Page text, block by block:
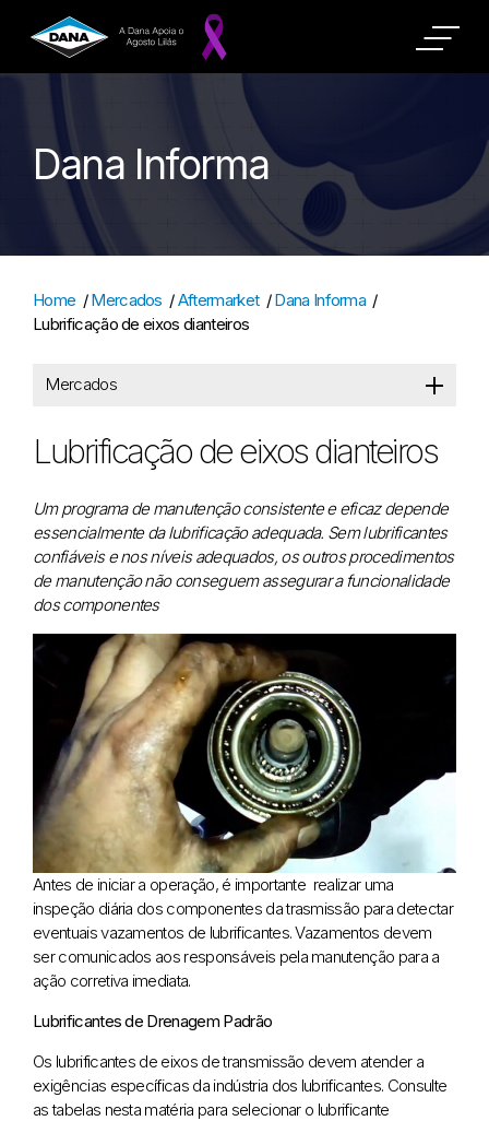
Dana Informa
Home /Mercados /Aftermarket /Dana Informa /
Lubrificação de eixos dianteiros
Mercados
Lubrificação de eixos dianteiros
Um programa de manutenção consistente e eficaz depende
essencialmente da lubrificação adequada. Sem lubrificantes
confiáveis e nos níveis adequados, os outros procedimentos
de manutenção não conseguem assegurar a funcionalidade
dos componentes
Antes de iniciar a operação, é importante realizar uma
inspeção diária dos componentes da trasmissão para detectar
eventuais vazamentos de lubrificantes. Vazamentos devem
ser comunicados aos responsáveis pela manutenção para a
ação corretiva imediata.
Lubrificantes de Drenagem Padrão
Os lubrificantes de eixos de transmissão devem atender a
exigências específicas da indústria dos lubrificantes. Consulte
as tabelas nesta matéria para selecionar o lubrificante